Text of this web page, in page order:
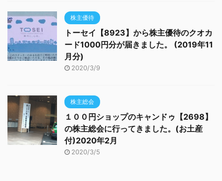
株主優待
トーセイ【8923】から株主優待のクオカ
ード1000円分が届きました。 (2019年11
月分)
2020/3/9
株主総会
１００円ショップのキャンドゥ【2698】
の株主総会に行ってきました。(お土産
付)2020年2月
2020/3/5